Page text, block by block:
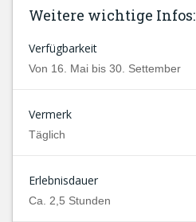
Weitere wichtige Infos:
Verfügbarkeit
Von 16. Mai bis 30. Settember
Vermerk
Täglich
Erlebnisdauer
Ca. 2,5 Stunden